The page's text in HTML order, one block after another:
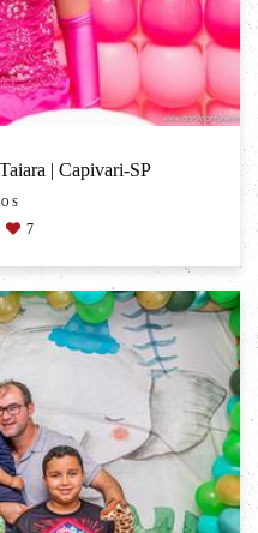
| Capivari-SP
7